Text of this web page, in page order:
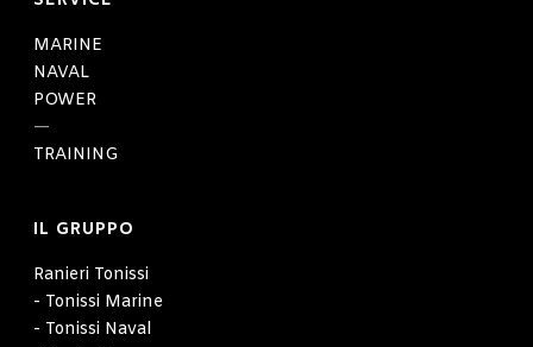
MARINE
NAVAL
POWER
—
TRAINING
IL GRUPPO
Ranieri Tonissi
- Tonissi Marine
- Tonissi Naval